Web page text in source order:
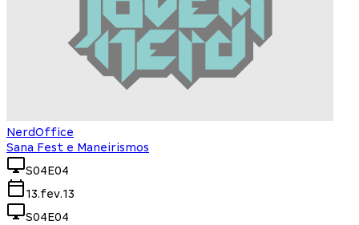
NerdOffice
Sana Fest e Maneirismos
S04E04
13.fev.13
S04E04